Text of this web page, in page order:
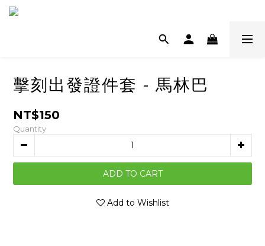
擊刻出發證件套 - 馬林巴
NT$150
Quantity
ADD TO CART
Add to Wishlist